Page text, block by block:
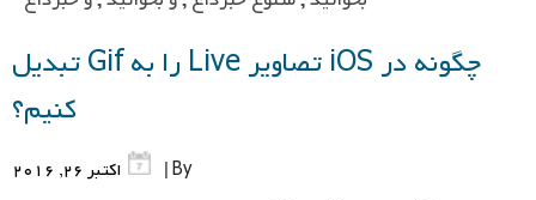
چگونه در iOS تصاویر Live را به Gif تبدیل
کنیم؟
By |
اکتبر 26, 2016